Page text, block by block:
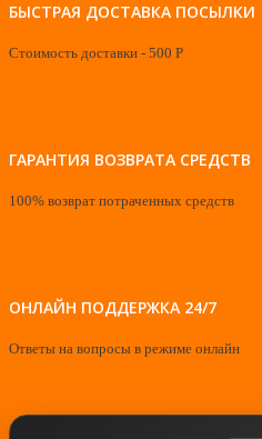
БЫСТРАЯ ДОСТАВКА ПОСЫЛКИ
Стоимость доставки - 500 Р
ГАРАНТИЯ ВОЗВРАТА СРЕДСТВ
100% возврат потраченных средств
ОНЛАЙН ПОДДЕРЖКА 24/7
Ответы на вопросы в режиме онлайн